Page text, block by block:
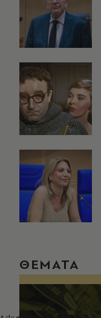
ΘΕΜΑΤΑ